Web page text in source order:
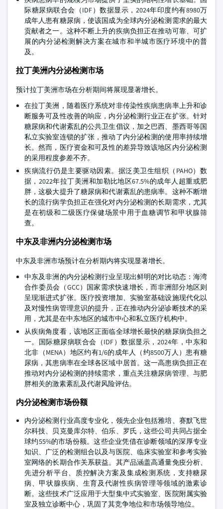
际糖尿病联合会（IDF）数据显示，2024年印度约有8980万
成年人患有糖尿病，使该国成为全球内分泌检测需求的最大
贡献者之一。这种不断上升的疾病负担正在推动可靠、可扩
展的内分泌检测解决方案在城市和半城市医疗环境中的普
及。
拉丁美洲内分泌检测市场
预计拉丁美洲市场在分析期间将展现显著增长。
在拉丁美洲，随着医疗系统对非传染性疾病患病率上升和诊
断服务可及性改善的响应，内分泌检测行业正在扩张。针对
糖尿病和代谢紊乱的公共卫生倡议，加之巴西、墨西哥等国
私立实验室连锁的扩张，推动了内分泌检测的使用率持续增
长。然而，医疗资金和可及性的差异导致该地区内分泌检测
的采用程度参差不齐。
疾病流行仍是主要驱动因素。据泛美卫生组织（PAHO）数
据，2022年拉丁美洲和加勒比地区67.5%的成年人超重或肥
胖，这极大提升了糖尿病和代谢紊乱的患病率。这种不断增
长的流行病学负担正在强化对内分泌检测的长期需求，尤其
是在初级和二级医疗保健场景中用于血糖调节和甲状腺筛
查。
中东及非洲内分泌检测市场
中东及非洲市场预计在分析期内将实现显著增长。
中东及非洲的内分泌检测行业呈现出鲜明的对比动态：海湾
合作委员会（GCC）国家需求快速增长，而非洲部分地区则
呈现渐进式扩张。医疗投资增加、实验室基础设施现代化以
及对慢性病管理意识的提升，正在推动内分泌诊断技术的采
用，尤其是在中东地区的城市中心和私立医疗机构中。
从疾病角度看，该地区正面临全球增长最快的糖尿病负担之
一。国际糖尿病联合会（IDF）数据显示，2024年，中东和
北非（MENA）地区约有1/6的成年人（约8500万人）患有糖
尿病，其患病率在全球各区域中居首。这一高患病负担正在
推动对内分泌检测的持续需求，重点关注糖尿病管理、与肥
胖相关的激素紊乱及代谢风险评估。
内分泌检测市场份额
内分泌检测行业高度专业化，领先企业包括雅培、赛默飞世
尔科技、贝克曼库尔特、伯乐、罗氏，这些公司共同占据全
球约55%的市场份额。这些企业凭借在诊断领域的深厚专业
知识、广泛的检测组合以及与医院、临床实验室和参考实验
室网络的长期合作关系获益。其产品涵盖高通量免疫分析、
先进分析平台、质控解决方案及集成检测系统，支持糖尿
病、甲状腺疾病、生育及代谢性疾病管理等领域的激素诊
断。这些技术广泛应用于大型集中式实验室、医院附属实验
室及独立诊断中心，巩固了其竞争地位和市场领导地位。